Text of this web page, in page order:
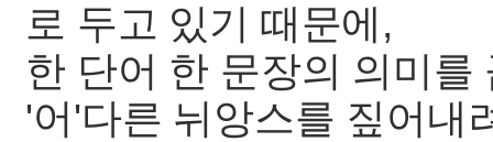
로 두고 있기 때문에,
한 단어 한 문장의 의미
'어'다른 뉘앙스를 짚어내